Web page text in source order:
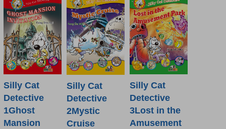
Silly Cat
Detective
1Ghost
Mansion
Silly Cat
Detective
2Mystic
Cruise
Silly Cat
Detective
3Lost in the
Amusement